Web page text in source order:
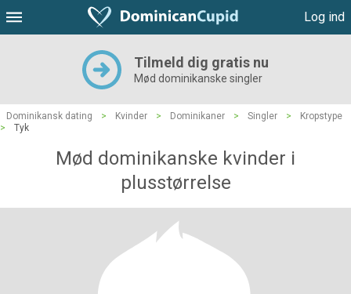
Log ind
Tilmeld dig gratis nu
Mød dominikanske singler
Dominikansk dating > Kvinder > Dominikaner > Singler >
Kropstype
>
Tyk
Mød dominikanske kvinder i
plusstørrelse